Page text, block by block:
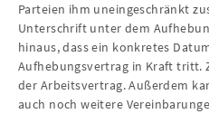
Parteien ihm uneingeschränkt
Unterschrift unter dem
hinaus, dass ein konkretes
Aufhebungsvertrag in Kraft tritt.
der Arbeitsvertrag. Außerdem
auch noch weitere